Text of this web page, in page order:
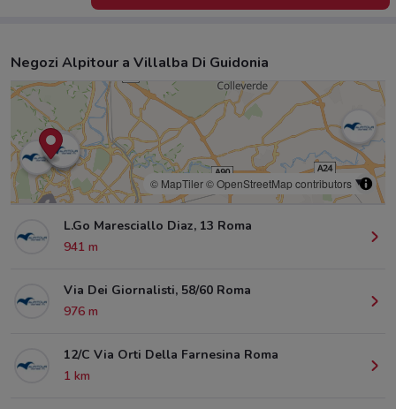
Negozi Alpitour a Villalba Di Guidonia
© MapTiler© OpenStreetMap contributors
L.Go Maresciallo Diaz, 13 Roma
941 m
Via Dei Giornalisti, 58/60 Roma
976 m
12/C Via Orti Della Farnesina Roma
1 km